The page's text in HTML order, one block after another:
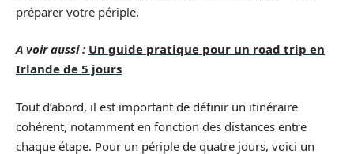
préparer votre périple.
A voir aussi : Un guide pratique pour un road trip en
Irlande de 5 jours
Tout d’abord, il est important de définir un itinéraire
cohérent, notamment en fonction des distances entre
chaque étape. Pour un périple de quatre jours, voici un